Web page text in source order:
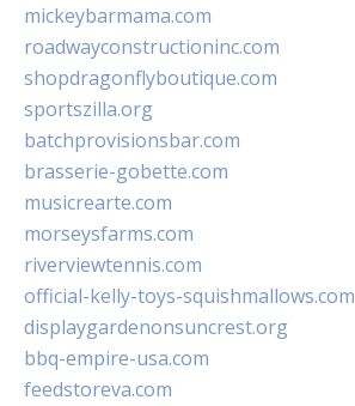
mickeybarmama.com
roadwayconstructioninc.com
shopdragonflyboutique.com
sportszilla.org
batchprovisionsbar.com
brasserie-gobette.com
musicrearte.com
morseysfarms.com
riverviewtennis.com
official-kelly-toys-squishmallows.com
displaygardenonsuncrest.org
bbq-empire-usa.com
feedstoreva.com